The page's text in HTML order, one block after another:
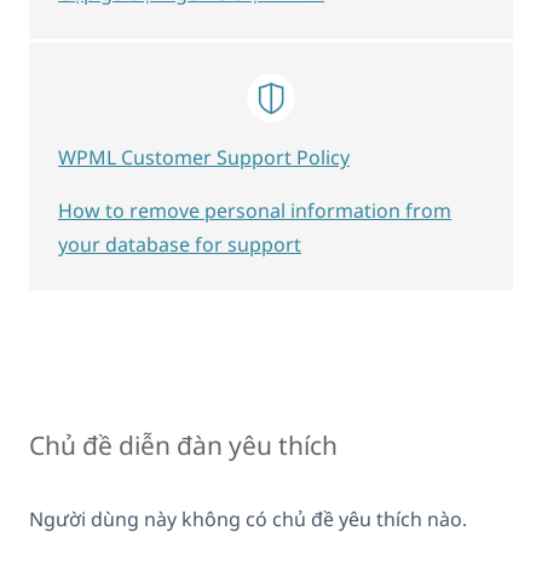
Chủ đề diễn đàn yêu thích
Người dùng này không có chủ đề yêu thích nào.
WPML Customer Support Policy
How to remove personal information from
your database for support